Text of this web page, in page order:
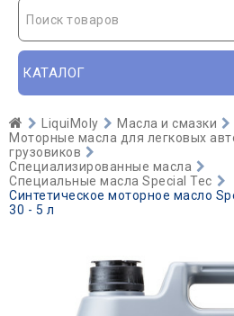
Поиск товаров
КАТАЛОГ
LiquiMoly
Масла и смазки
Моторные масла для легковых
грузовиков
Специализированные масла
Специальные масла Special Tec
Синтетическое моторное масло
30 - 5 л